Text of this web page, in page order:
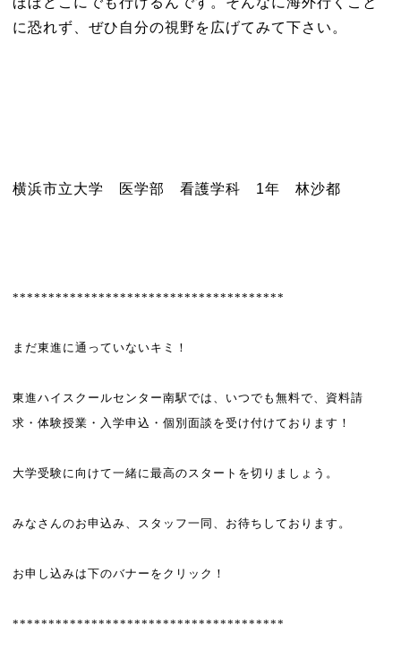
に恐れず、ぜひ自分の視野を広げてみて下さい。
横浜市立大学 医学部 看護学科 1年 林沙都
**************************************
まだ東進に通っていないキミ！
東進ハイスクールセンター南駅では、いつでも無料で、資料請
求・体験授業・入学申込・個別面談を受け付けております！
大学受験に向けて一緒に最高のスタートを切りましょう。
みなさんのお申込み、スタッフ一同、お待ちしております。
お申し込みは下のバナーをクリック！
**************************************